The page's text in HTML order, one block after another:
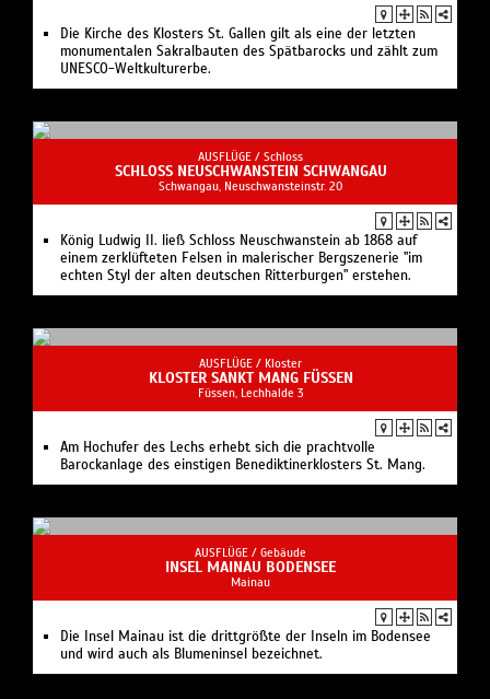
Die Kirche des Klosters St. Gallen gilt als eine der letzten
monumentalen Sakralbauten des Spätbarocks und zählt zum
UNESCO-Weltkulturerbe.
AUSFLÜGE / Schloss
SCHLOSS NEUSCHWANSTEIN SCHWANGAU
Schwangau, Neuschwansteinstr. 20
König Ludwig II. ließ Schloss Neuschwanstein ab 1868 auf
einem zerklüfteten Felsen in malerischer Bergszenerie "im
echten Styl der alten deutschen Ritterburgen" erstehen.
AUSFLÜGE / Kloster
KLOSTER SANKT MANG FÜSSEN
Füssen, Lechhalde 3
Am Hochufer des Lechs erhebt sich die prachtvolle
Barockanlage des einstigen Benediktinerklosters St. Mang.
AUSFLÜGE / Gebäude
INSEL MAINAU BODENSEE
Mainau
Die Insel Mainau ist die drittgrößte der Inseln im Bodensee
und wird auch als Blumeninsel bezeichnet.